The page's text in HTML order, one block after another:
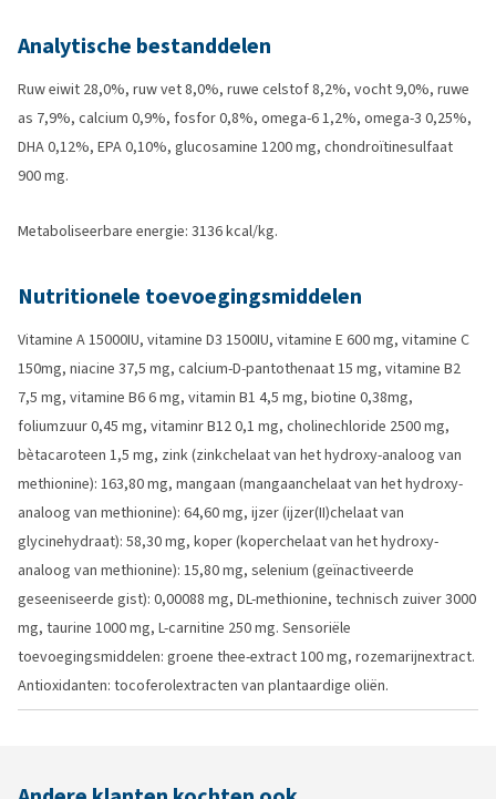
Analytische bestanddelen
Ruw eiwit 28,0%, ruw vet 8,0%, ruwe celstof 8,2%, vocht 9,0%, ruwe
as 7,9%, calcium 0,9%, fosfor 0,8%, omega-6 1,2%, omega-3 0,25%,
DHA 0,12%, EPA 0,10%, glucosamine 1200 mg, chondroïtinesulfaat
900 mg.
Metaboliseerbare energie: 3136 kcal/kg.
Nutritionele toevoegingsmiddelen
Vitamine A 15000IU, vitamine D3 1500IU, vitamine E 600 mg, vitamine C
150mg, niacine 37,5 mg, calcium-D-pantothenaat 15 mg, vitamine B2
7,5 mg, vitamine B6 6 mg, vitamin B1 4,5 mg, biotine 0,38mg,
foliumzuur 0,45 mg, vitaminr B12 0,1 mg, cholinechloride 2500 mg,
bètacaroteen 1,5 mg, zink (zinkchelaat van het hydroxy-analoog van
methionine): 163,80 mg, mangaan (mangaanchelaat van het hydroxy-
analoog van methionine): 64,60 mg, ijzer (ijzer(II)chelaat van
glycinehydraat): 58,30 mg, koper (koperchelaat van het hydroxy-
analoog van methionine): 15,80 mg, selenium (geïnactiveerde
geseeniseerde gist): 0,00088 mg, DL-methionine, technisch zuiver 3000
mg, taurine 1000 mg, L-carnitine 250 mg. Sensoriële
toevoegingsmiddelen: groene thee-extract 100 mg, rozemarijnextract.
Antioxidanten: tocoferolextracten van plantaardige oliën.